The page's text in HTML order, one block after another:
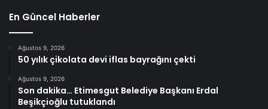
En Güncel Haberler
Ağustos 9, 2026
50 yılık çikolata devi iflas bayrağını çekti
Ağustos 9, 2026
Son dakika… Etimesgut Belediye Başkanı Erdal
Beşikçioğlu tutuklandı